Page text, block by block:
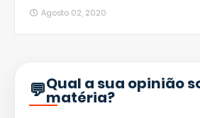
Agosto 02, 2020
Qual a sua opinião
matéria?